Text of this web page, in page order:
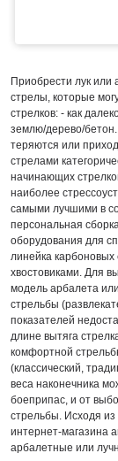
Приобрести лук или
стрелы, которые
стрелков: - как
землю/дерево/
теряются или
стрелами
начинающих
наиболее
самыми лучшими в
персональная
оборудования для
линейка
хвостовиками. Для
модель арбалета
стрельбы
показателей
длине вытяга
комфортной
(классический,
веса наконечника
боеприпас, и от
стрельбы. Исходя
интернет-магазина
арбалетные или